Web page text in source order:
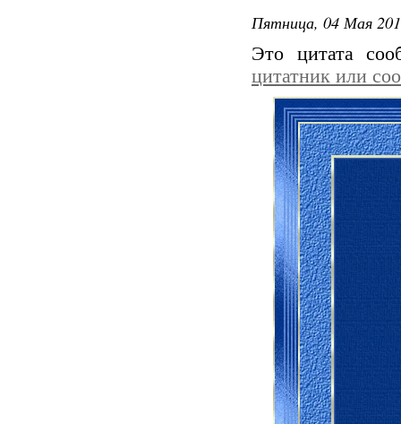
Пятница, 04 Мая
Это цитата
цитатник или